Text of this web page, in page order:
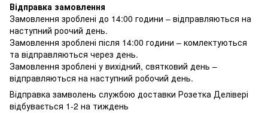
Відправка замовлення
Замовлення зроблені до 14:00 години – відправляються на
наступний роочий день.
Замовлення зроблені після 14:00 години – комлектуються
та відправляються через день.
Замовлення зроблені у вихідний, святковий день –
відправляються на наступний робочий день.
Відправка замволень службою доставки Розетка Делівері
відбувається 1-2 на тиждень